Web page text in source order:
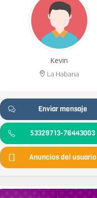
Kevin
La Habana
Enviar mensaje
53329713-76443003
Anuncios del usuario